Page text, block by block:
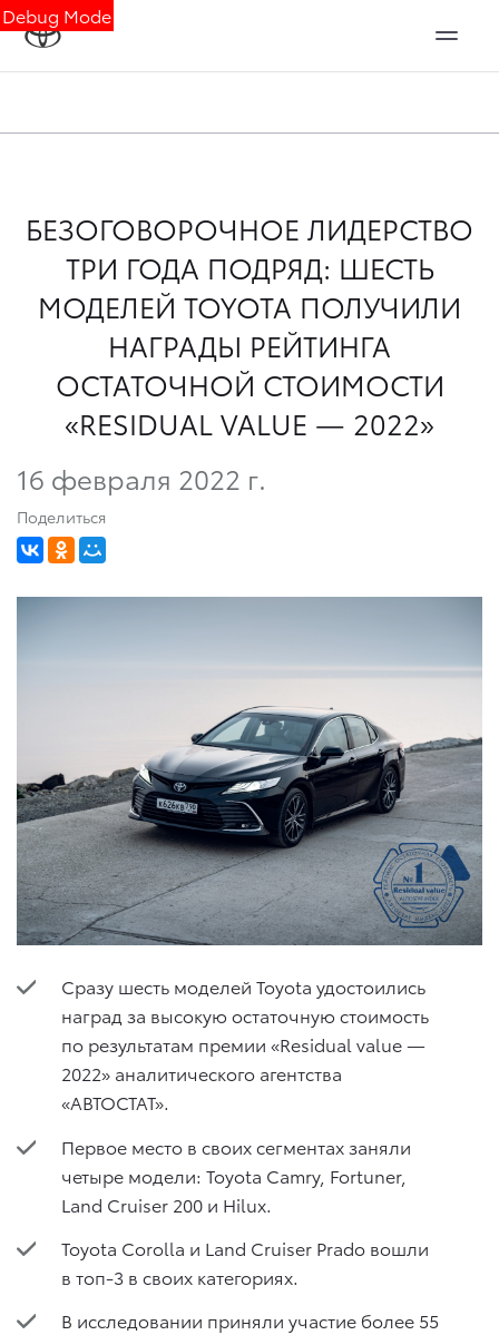
Debug Mode
БЕЗОГОВОРОЧНОЕ ЛИДЕРСТВО
ТРИ ГОДА ПОДРЯД: ШЕСТЬ
МОДЕЛЕЙ TOYOTA ПОЛУЧИЛИ
НАГРАДЫ РЕЙТИНГА
ОСТАТОЧНОЙ СТОИМОСТИ
«RESIDUAL VALUE — 2022»
16 февраля 2022 г.
Поделиться
Сразу шесть моделей Toyota удостоились
наград за высокую остаточную стоимость
по результатам премии «Residual value —
2022» аналитического агентства
«АВТОСТАТ».
Первое место в своих сегментах заняли
четыре модели: Toyota Camry, Fortuner,
Land Cruiser 200 и Hilux.
Toyota Corolla и Land Cruiser Prado вошли
в топ-3 в своих категориях.
В исследовании приняли участие более 55